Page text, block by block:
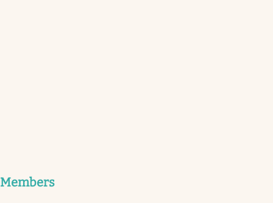
Members